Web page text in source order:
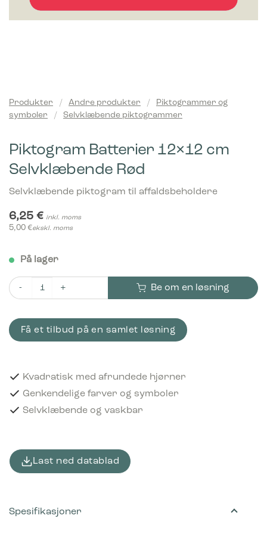
Produkter / Andre produkter /
Piktogrammer og
symboler
/ Selvklæbende piktogrammer
Piktogram Batterier 12×12 cm
Selvklæbende Rød
Selvklæbende piktogram til affaldsbeholdere
6,25 € inkl. moms
5,00 €ekskl. moms
På lager
Piktogram Batterier 12x12 cm Selvklæbende Rød antall
Be om en løsning
Få et tilbud på en samlet løsning
Kvadratisk med afrundede hjørner
Genkendelige farver og symboler
Selvklæbende og vaskbar
Last ned datablad
Spesifikasjoner